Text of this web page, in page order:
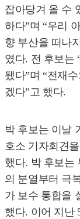
잡아당겨 올 수
하다”며 “우리
향 부산을 떠나
였다. 전 후보는
됐다”며 “전재
겠다”고 했다.
박 후보는 이날
호소 기자회견
했다. 박 후보는
의 분열부터 극
가 보수 통합을
했다. 이어 지난